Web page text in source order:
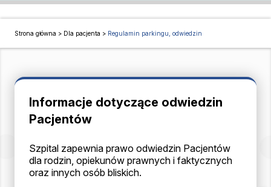
Strona główna > Dla pacjenta > Regulamin parkingu, odwiedzin
Informacje dotyczące odwiedzin
Pacjentów
Szpital zapewnia prawo odwiedzin Pacjentów
dla rodzin, opiekunów prawnych i faktycznych
oraz innych osób bliskich.